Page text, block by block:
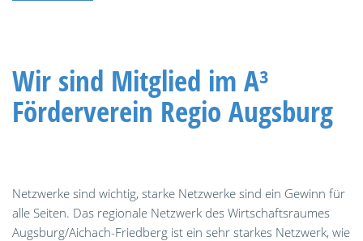
Wir sind Mitglied im A³
Förderverein Regio Augsburg
Netzwerke sind wichtig, starke Netzwerke sind ein Gewinn für
alle Seiten. Das regionale Netzwerk des Wirtschaftsraumes
Augsburg/Aichach-Friedberg ist ein sehr starkes Netzwerk, wie